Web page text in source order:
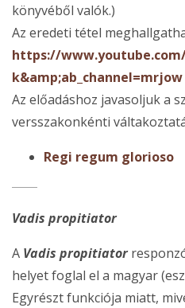
könyvéből valók.)
Az eredeti tétel
https://
k&amp;ab_channel=mrjow
Az előadáshoz javasoljuk a
versszakonkénti
Regi regum glorioso
Vadis propitiator
A Vadis propitiator
helyet foglal el a magyar
Egyrészt funkciója miatt,